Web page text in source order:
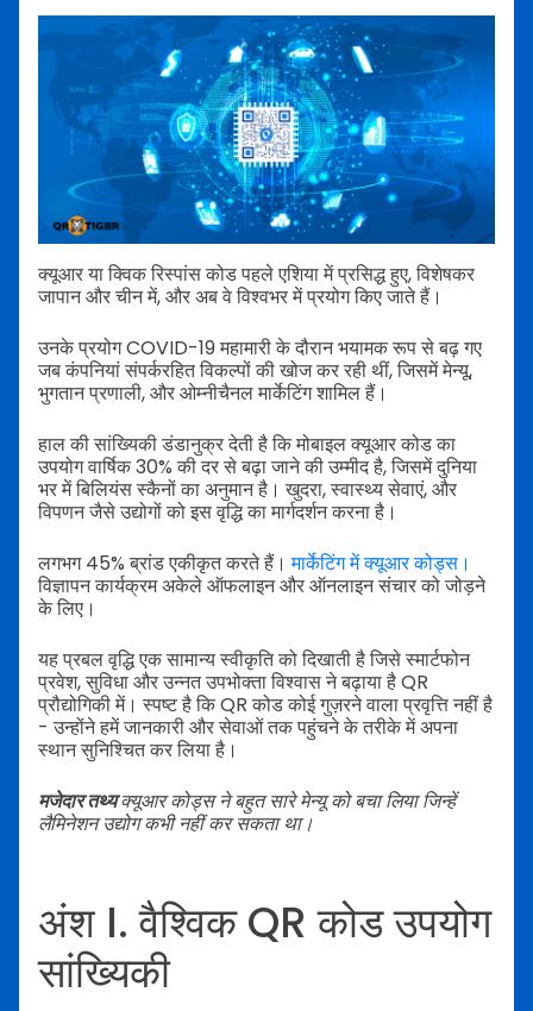
क्यूआर या क्विक रिस्पांस कोड पहले एशिया में प्रसिद्ध हुए, विशेषकर
जापान और चीन में, और अब वे विश्वभर में प्रयोग किए जाते हैं।
उनके प्रयोग COVID-19 महामारी के दौरान भयामक रूप से बढ़ गए
जब कंपनियां संपर्करहित विकल्पों की खोज कर रही थीं, जिसमें मेन्यू,
भुगतान प्रणाली, और ओम्नीचैनल मार्केटिंग शामिल हैं।
हाल की सांख्यिकी डंडानुक्र देती है कि मोबाइल क्यूआर कोड का
उपयोग वार्षिक 30% की दर से बढ़ा जाने की उम्मीद है, जिसमें दुनिया
भर में बिलियंस स्कैनों का अनुमान है। खुदरा, स्वास्थ्य सेवाएं, और
विपणन जैसे उद्योगों को इस वृद्धि का मार्गदर्शन करना है।
लगभग 45% ब्रांड एकीकृत करते हैं।मार्केटिंग में क्यूआर कोड्स।
विज्ञापन कार्यक्रम अकेले ऑफलाइन और ऑनलाइन संचार को जोड़ने
के लिए।
यह प्रबल वृद्धि एक सामान्य स्वीकृति को दिखाती है जिसे स्मार्टफोन
प्रवेश, सुविधा और उन्नत उपभोक्ता विश्वास ने बढ़ाया है QR
प्रौद्योगिकी में। स्पष्ट है कि QR कोड कोई गुज़रने वाला प्रवृत्ति नहीं है
- उन्होंने हमें जानकारी और सेवाओं तक पहुंचने के तरीके में अपना
स्थान सुनिश्चित कर लिया है।
मजेदार तथ्यक्यूआर कोड्स ने बहुत सारे मेन्यू को बचा लिया जिन्हें
लैमिनेशन उद्योग कभी नहीं कर सकता था।
अंश I. वैश्विक QR कोड उपयोग
सांख्यिकी